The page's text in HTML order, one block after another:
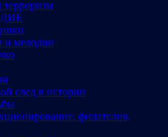
и мелодии
след в истории
филателия,